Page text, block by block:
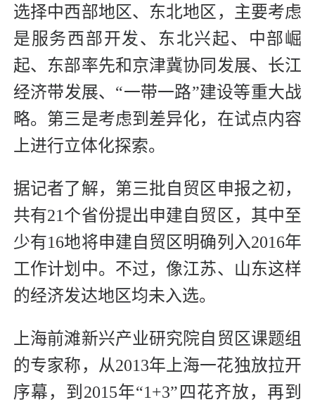
选择中西部地区、东北地区，主要考虑
是服务西部开发、东北兴起、中部崛
起、东部率先和京津冀协同发展、长江
经济带发展、“一带一路”建设等重大战
略。第三是考虑到差异化，在试点内容
上进行立体化探索。
据记者了解，第三批自贸区申报之初，
共有21个省份提出申建自贸区，其中至
少有16地将申建自贸区明确列入2016年
工作计划中。不过，像江苏、山东这样
的经济发达地区均未入选。
上海前滩新兴产业研究院自贸区课题组
的专家称，从2013年上海一花独放拉开
序幕，到2015年“1+3”四花齐放，再到